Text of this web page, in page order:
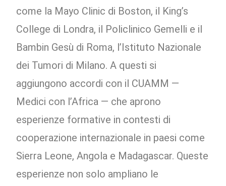
come la Mayo Clinic di Boston, il King’s
College di Londra, il Policlinico Gemelli e il
Bambin Gesù di Roma, l’Istituto Nazionale
dei Tumori di Milano. A questi si
aggiungono accordi con il CUAMM —
Medici con l’Africa — che aprono
esperienze formative in contesti di
cooperazione internazionale in paesi come
Sierra Leone, Angola e Madagascar. Queste
esperienze non solo ampliano le